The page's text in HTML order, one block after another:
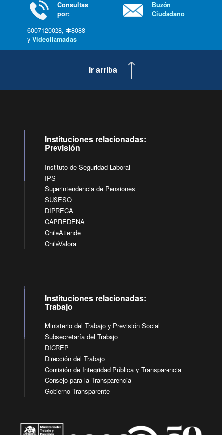
Consultas
por:
6007120028, ✽8088
y Videollamadas
Buzón
Ciudadano
Ir arriba
Instituciones relacionadas:
Previsión
Instituto de Seguridad Laboral
IPS
Superintendencia de Pensiones
SUSESO
DIPRECA
CAPREDENA
ChileAtiende
ChileValora
Instituciones relacionadas:
Trabajo
Ministerio del Trabajo y Previsión Social
Subsecretaría del Trabajo
DICREP
Dirección del Trabajo
Comisión de Integridad Pública y Transparencia
Consejo para la Transparencia
Gobierno Transparente